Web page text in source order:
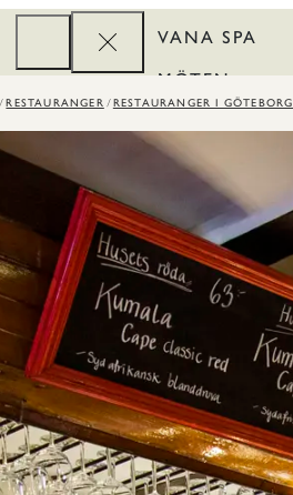
VANA SPA
MÖTEN
REWARDS
RESTAURANGER RESTAURANGER I GÖTEBORG